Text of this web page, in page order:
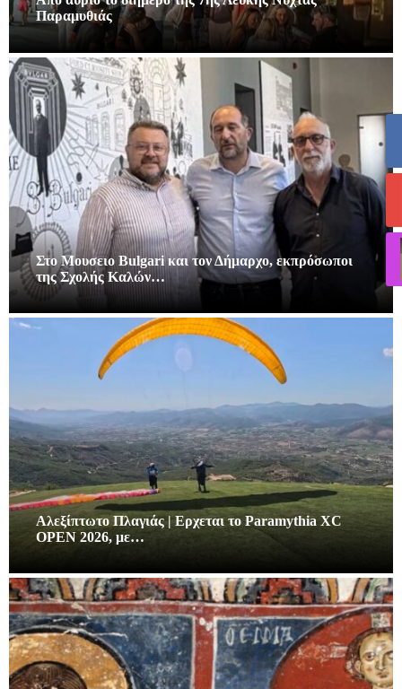
Παραμυθιάς
Στο Μουσειο Bulgari και τον Δήμαρχο, εκπρόσωποι
της Σχολής Καλών…
Αλεξίπτωτο Πλαγιάς | Ερχεται το Paramythia XC
OPEN 2026, με…